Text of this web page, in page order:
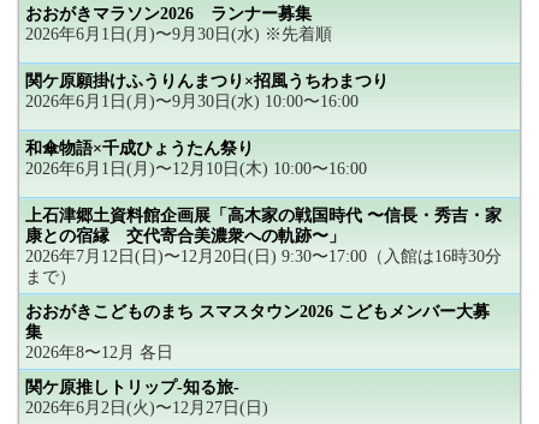
おおがきマラソン2026 ランナー募集
2026年6月1日(月)〜9月30日(水) ※先着順
関ケ原願掛けふうりんまつり×招風うちわまつり
2026年6月1日(月)〜9月30日(水) 10:00〜16:00
和傘物語×千成ひょうたん祭り
2026年6月1日(月)〜12月10日(木) 10:00〜16:00
上石津郷土資料館企画展「高木家の戦国時代 〜信長・秀吉・家
康との宿縁 交代寄合美濃衆への軌跡〜」
2026年7月12日(日)〜12月20日(日) 9:30〜17:00（入館は16時30分
まで）
おおがきこどものまち スマスタウン2026 こどもメンバー大募
集
2026年8〜12月 各日
関ケ原推しトリップ-知る旅-
2026年6月2日(火)〜12月27日(日)